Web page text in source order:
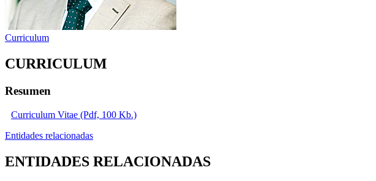
Curriculum
CURRICULUM
Resumen
Curriculum Vitae (Pdf, 100 Kb.)
Entidades relacionadas
ENTIDADES RELACIONADAS